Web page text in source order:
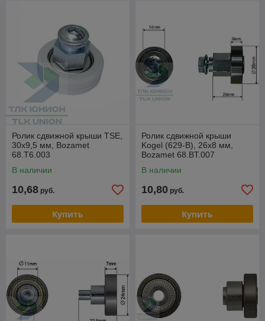
Ролик сдвижной крыши TSE,
30х9,5 мм, Bozamet
68.T6.003
В наличии
10,68 руб.
Купить
Ролик сдвижной крыши
Kogel (629-B), 26х8 мм,
Bozamet 68.BT.007
В наличии
10,80 руб.
Купить